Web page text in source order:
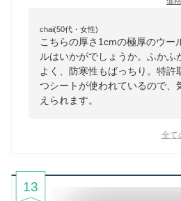
chai(50代・女性)
こちらの厚さ1cmの極厚のウー
ルはいかがでしょうか。ふかふ
よく、防寒性もばっちり。特許
つシートが使われているので、
えられます。
全て
13